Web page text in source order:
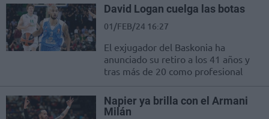
David Logan cuelga las botas
01/FEB/24 16:27
El exjugador del Baskonia ha
anunciado su retiro a los 41 años y
tras más de 20 como profesional
Napier ya brilla con el Armani
Milán